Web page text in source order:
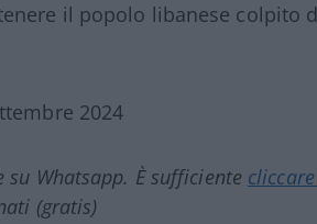
il popolo libanese colpito
2024
Whatsapp. È sufficiente
(gratis)